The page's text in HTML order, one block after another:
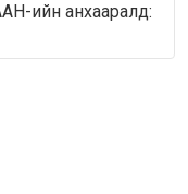
ийн анхааралд: